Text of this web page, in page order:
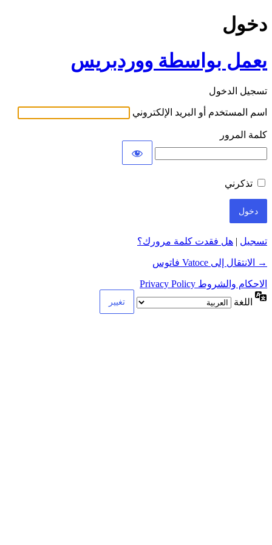
دخول
يعمل بواسطة ووردبريس
تسجيل الدخول
اسم المستخدم أو البريد الإلكتروني
كلمة المرور
تذكرني
تسجيل | هل فقدت كلمة مرورك؟
→ الانتقال إلى Vatoce فاتوس
الاحكام والشروط Privacy Policy
اللغة